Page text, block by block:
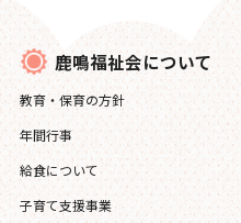
鹿鳴福祉会について
教育・保育の方針
年間行事
給食について
子育て支援事業